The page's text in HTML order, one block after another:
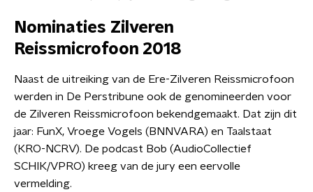
Nominaties Zilveren
Reissmicrofoon 2018
Naast de uitreiking van de Ere-Zilveren Reissmicrofoon
werden in De Perstribune ook de genomineerden voor
de Zilveren Reissmicrofoon bekendgemaakt. Dat zijn dit
jaar: FunX, Vroege Vogels (BNNVARA) en Taalstaat
(KRO-NCRV). De podcast Bob (AudioCollectief
SCHIK/VPRO) kreeg van de jury een eervolle
vermelding.